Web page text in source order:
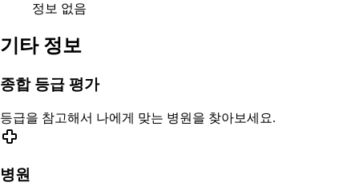
정보 없음
기타 정보
종합 등급 평가
등급을 참고해서 나에게 맞는 병원을 찾아보세요.
병원